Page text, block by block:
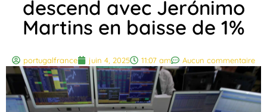
descend avec Jerónimo
Martins en baisse de 1%
portugalfrance juin 4, 2025 11:07 am Aucun commentaire